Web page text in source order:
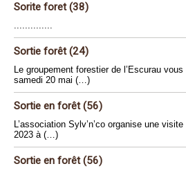
Sorite foret (38)
..............
Sortie forêt (24)
Le groupement forestier de l’Escurau
samedi 20 mai (…)
Sortie en forêt (56)
L’association Sylv’n’co organise une
2023 à (…)
Sortie en forêt (56)